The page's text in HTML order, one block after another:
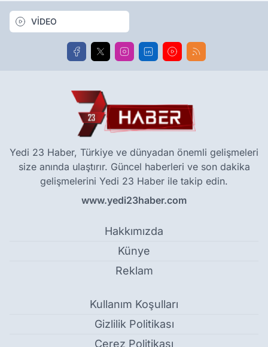
VİDEO
Yedi 23 Haber, Türkiye ve dünyadan önemli gelişmeleri
size anında ulaştırır. Güncel haberleri ve son dakika
gelişmelerini Yedi 23 Haber ile takip edin.
www.yedi23haber.com
Hakkımızda
Künye
Reklam
Kullanım Koşulları
Gizlilik Politikası
Çerez Politikası